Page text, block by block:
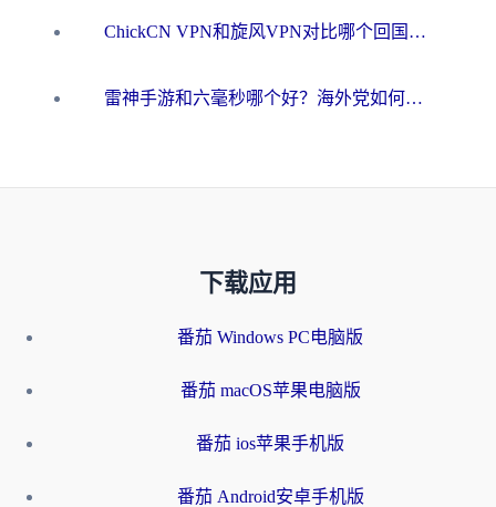
ChickCN VPN和旋风VPN对比哪个回国效果更好？海外用户的选择困境与出路
雷神手游和六毫秒哪个好？海外党如何真正解锁国内资源
下载应用
番茄 Windows PC电脑版
番茄 macOS苹果电脑版
番茄 ios苹果手机版
番茄 Android安卓手机版